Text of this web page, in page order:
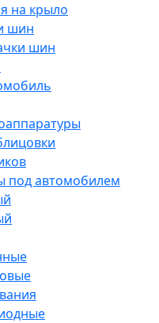
на крыло
шин
шин
под автомобилем